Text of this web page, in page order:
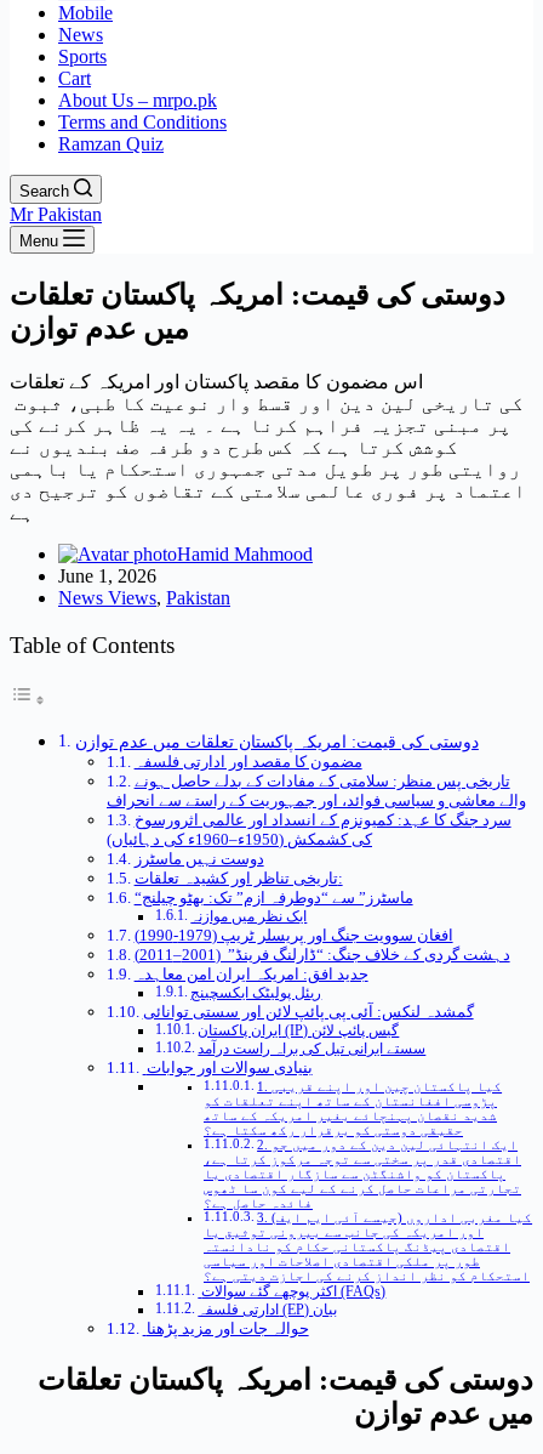
Mobile
News
Sports
Cart
About Us – mrpo.pk
Terms and Conditions
Ramzan Quiz
Search
Mr Pakistan
Menu
دوستی کی قیمت: امریکہ پاکستان تعلقات
میں عدم توازن
اس مضمون کا مقصد پاکستان اور امریکہ کے تعلقات
پر مبنی تجزیہ فراہم کرنا ہے ۔ یہ یہ ظاہر کرنے کی
کوشش کرتا ہے کہ کس طرح دو طرفہ صف بندیوں نے
روایتی طور پر طویل مدتی جمہوری استحکام یا باہمی
اعتماد پر فوری عالمی سلامتی کے تقاضوں کو ترجیح دی
ہے
Hamid Mahmood
June 1, 2026
News Views, Pakistan
Table of Contents
دوستی کی قیمت: امریکہ پاکستان تعلقات میں عدم توازن
مضمون کا مقصد اور ادارتی فلسفہ
تاریخی پس منظر: سلامتی کے مفادات کے بدلے حاصل ہونے
والے معاشی و سیاسی فوائد، اور جمہوریت کے راستے سے انحراف
سرد جنگ کا عہد: کمیونزم کے انسداد اور عالمی اثرورسوخ
کی کشمکش (1950ء–1960ء کی دہائیاں)
دوست نہیں ماسٹرز
تاریخی تناظر اور کشیدہ تعلقات:
“ماسٹرز” سے “دوطرفہ ازم” تک: بھٹو چیلنج
ایک نظر میں موازنہ
افغان سوویت جنگ اور پریسلر ٹریپ (1979-1990)
دہشت گردی کے خلاف جنگ: “ڈارلنگ فرینڈ” (2001–2011)
جدید افق: امریکہ ایران امن معاہدہ
ریئل پولیٹک ایکسچینج
گمشدہ لنکس: آئی پی پائپ لائن اور سستی توانائی
ایران پاکستان (IP) گیس پائپ لائن
سستے ایرانی تیل کی براہ راست درآمد
بنیادی سوالات اور جوابات
1. کیا پاکستان چین اور اپنے قریبی
پڑوسی افغانستان کے ساتھ اپنے تعلقات کو
شدید نقصان پہنچائے بغیر امریکہ کے ساتھ
حقیقی دوستی کو برقرار رکھ سکتا ہے؟
2. ایک انتہائی لین دین کے دور میں جو
اقتصادی قدر پر سختی سے توجہ مرکوز کرتا ہے،
پاکستان کو واشنگٹن سے سازگار اقتصادی یا
تجارتی مراعات حاصل کرنے کے لیے کون سا ٹھوس
فائدہ حاصل ہے؟
3. کیا مغربی اداروں (جیسے آئی ایم ایف)
اور امریکہ کی جانب سے بیرونی توثیق یا
اقتصادی پیڈنگ پاکستانی حکام کو نادانستہ
طور پر ملکی اقتصادی اصلاحات اور سیاسی
استحکام کو نظر انداز کرنے کی اجازت دیتی ہے؟
اکثر پوچھے گئے سوالات (FAQs)
ادارتی فلسفہ (EP) بیان
حوالہ جات اور مزید پڑھنا
دوستی کی قیمت: امریکہ پاکستان تعلقات
میں عدم توازن